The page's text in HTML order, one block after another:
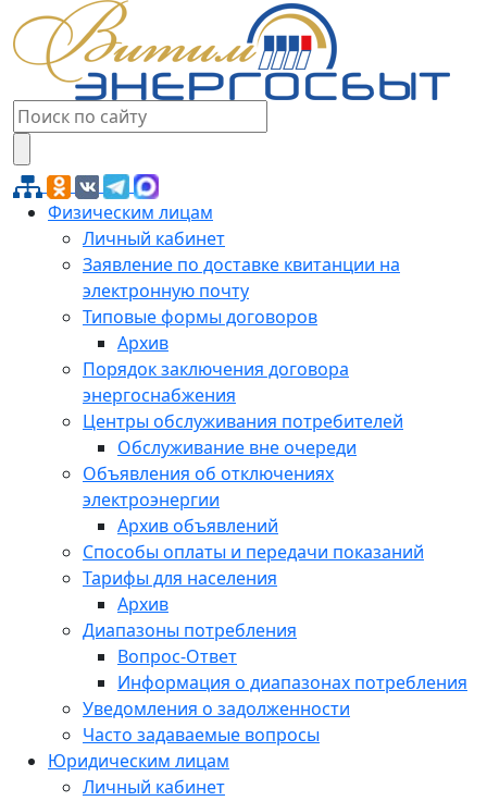
Физическим лицам
Личный кабинет
Заявление по доставке квитанции на
электронную почту
Типовые формы договоров
Архив
Порядок заключения договора
энергоснабжения
Центры обслуживания потребителей
Обслуживание вне очереди
Объявления об отключениях
электроэнергии
Архив объявлений
Способы оплаты и передачи показаний
Тарифы для населения
Архив
Диапазоны потребления
Вопрос-Ответ
Информация о диапазонах потребления
Уведомления о задолженности
Часто задаваемые вопросы
Юридическим лицам
Личный кабинет